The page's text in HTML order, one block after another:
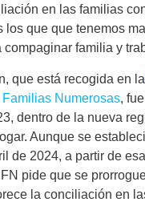
en las familias
los que que tenemos
familia y
que está recogida en la
Numerosas,
dentro de la nueva
Aunque se
de 2024, a partir de
pide que se
la conciliación en